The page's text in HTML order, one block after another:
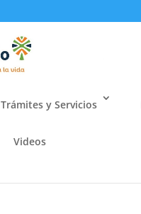
Trámites y Servicios
Videos